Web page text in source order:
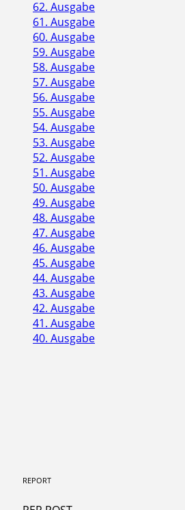
62. Ausgabe
61. Ausgabe
60. Ausgabe
59. Ausgabe
58. Ausgabe
57. Ausgabe
56. Ausgabe
55. Ausgabe
54. Ausgabe
53. Ausgabe
52. Ausgabe
51. Ausgabe
50. Ausgabe
49. Ausgabe
48. Ausgabe
47. Ausgabe
46. Ausgabe
45. Ausgabe
44. Ausgabe
43. Ausgabe
42. Ausgabe
41. Ausgabe
40. Ausgabe
REPORT